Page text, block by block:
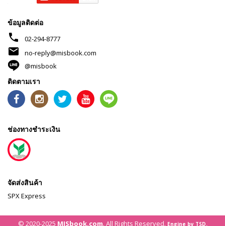
ข้อมูลติดต่อ
phone 02-294-8777
mail
no-reply@misbook.com
@misbook
ติดตามเรา
ช่องทางชำระเงิน
จัดส่งสินค้า
SPX Express
© 2020-2025 MISbook.com. All Rights Reserved. Engine by TSD.